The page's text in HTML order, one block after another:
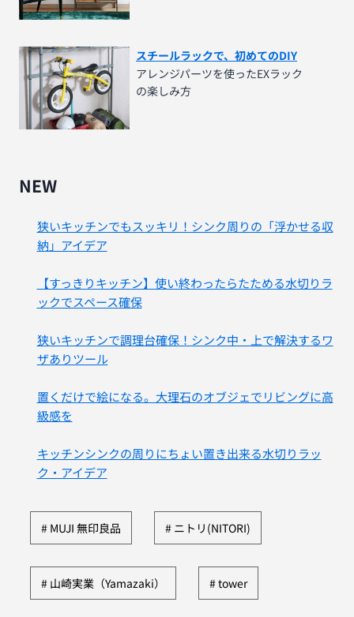
スチールラックで、初めてのDIY
アレンジパーツを使ったEXラック
の楽しみ方
NEW
狭いキッチンでもスッキリ！シンク周りの「浮かせる収
納」アイデア
【すっきりキッチン】使い終わったらたためる水切りラ
ックでスペース確保
狭いキッチンで調理台確保！シンク中・上で解決するワ
ザありツール
置くだけで絵になる。大理石のオブジェでリビングに高
級感を
キッチンシンクの周りにちょい置き出来る水切りラッ
ク・アイデア
MUJI 無印良品 ニトリ(NITORI)
山崎実業（Yamazaki） tower